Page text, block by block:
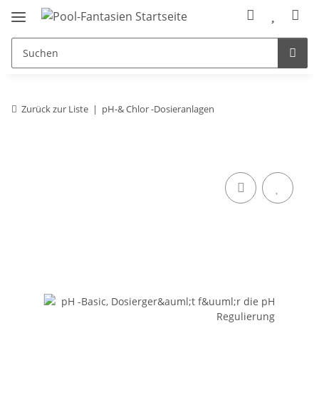
Zurück zur Liste pH-& Chlor -Dosieranlagen